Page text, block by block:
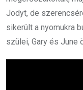
Jodyt, de
sikerült a nyomukra
szülei, Gary és June